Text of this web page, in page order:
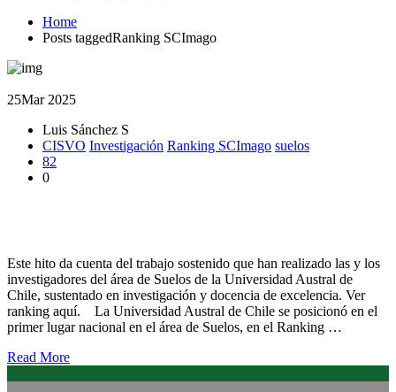
Home
Posts taggedRanking SCImago
25Mar 2025
Luis Sánchez S
CISVO Investigación Ranking SCImago suelos
82
0
Este hito da cuenta del trabajo sostenido que han realizado las y los
investigadores del área de Suelos de la Universidad Austral de
Chile, sustentado en investigación y docencia de excelencia. Ver
ranking aquí. La Universidad Austral de Chile se posicionó en el
primer lugar nacional en el área de Suelos, en el Ranking …
Read More